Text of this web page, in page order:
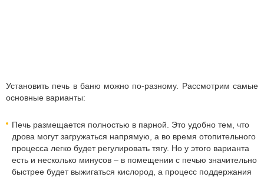
Установить печь в баню можно по-разному. Рассмотрим самые
основные варианты:
Печь размещается полностью в парной. Это удобно тем, что
дрова могут загружаться напрямую, а во время отопительного
процесса легко будет регулировать тягу. Но у этого варианта
есть и несколько минусов – в помещении с печью значительно
быстрее будет выжигаться кислород, а процесс поддержания